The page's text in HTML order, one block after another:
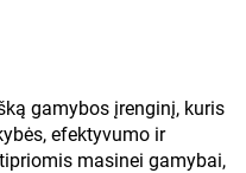
gamybos įrenginį, kuris
efektyvumo ir
masinei gamybai,